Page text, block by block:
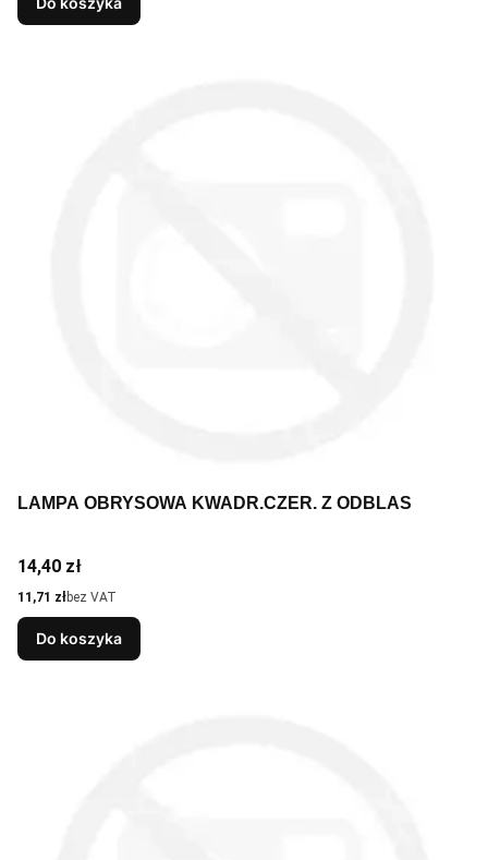
LAMPA OBRYSOWA KWADR.CZER. Z ODBLAS
Cena
14,40 zł
Cena
11,71 złbez VAT
Do koszyka